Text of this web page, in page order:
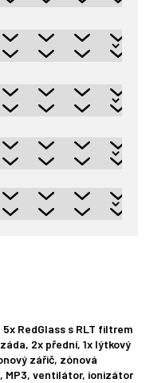
RedGlass s RLT filtrem
2x přední, 1x lýtkový
zářič, zónová
MP3, ventilátor, ionizátor